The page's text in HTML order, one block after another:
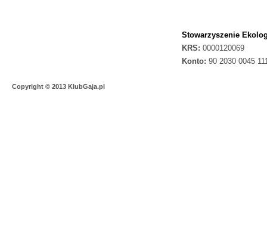
Stowarzyszenie
KRS: 0000120069
Konto: 90 2030 0045
Copyright © 2013 KlubGaja.pl